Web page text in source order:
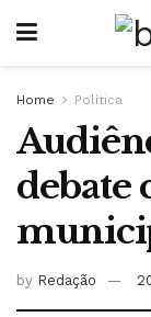
Home Política
debate
by Redação